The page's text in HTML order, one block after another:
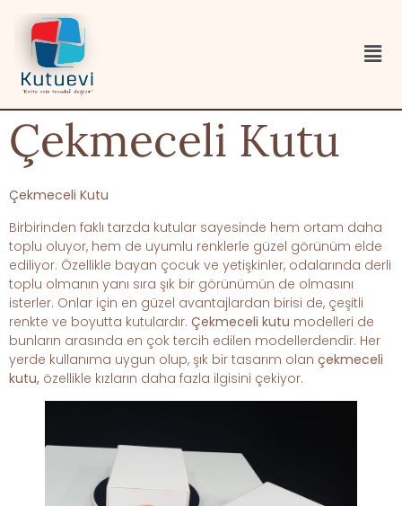
Çekmeceli Kutu
Çekmeceli Kutu
Birbirinden faklı tarzda kutular sayesinde hem ortam daha
toplu oluyor, hem de uyumlu renklerle güzel görünüm elde
ediliyor. Özellikle bayan çocuk ve yetişkinler, odalarında derli
toplu olmanın yanı sıra şık bir görünümün de olmasını
isterler. Onlar için en güzel avantajlardan birisi de, çeşitli
renkte ve boyutta kutulardır. Çekmeceli kutu modelleri de
bunların arasında en çok tercih edilen modellerdendir. Her
yerde kullanıma uygun olup, şık bir tasarım olan çekmeceli
kutu, özellikle kızların daha fazla ilgisini çekiyor.